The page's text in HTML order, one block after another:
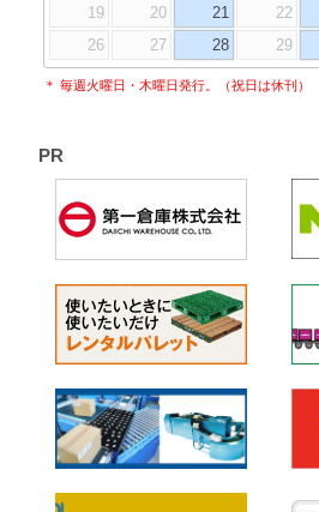
19
20 21 22
26
27 28 29
＊ 毎週火曜日・木曜日発行。（祝日は休刊）